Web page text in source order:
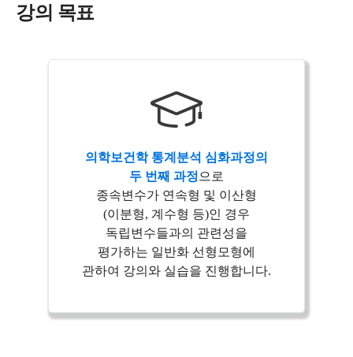
강의 목표
의학보건학 통계분석 심화과정의
두 번째 과정으로
종속변수가 연속형 및 이산형
(이분형, 계수형 등)인 경우
독립변수들과의 관련성을
평가하는 일반화 선형모형에
관하여 강의와 실습을 진행합니다.